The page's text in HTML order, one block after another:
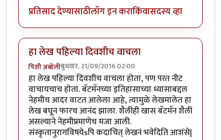
प्रतिसाद देण्यासाठीलॉग इन कराकिंवासदस्य व्हा
हा लेख पहिल्या दिवशीच वाचला
पिशी अबोलीबुधवार, 21/09/2016 02:00
हा लेख पहिल्या दिवशीच वाचला होता, पण परत नीट
वाचायचाच होता. बॅटमॅनच्या इतिहासाच्या ध्यासाबद्दल
नेहमीच आदर वाटत आलेला आहे, त्यामुळे लेखमालेत हा
लेख बघून फारच आनंद झाला. शैलीही खास बॅटमॅन शैली
असल्याने नेहमीप्रमाणेच मजा आली.
संस्कृतानुरागविषयेsपि कदाचित् लेखनं भवेदिति आशंसे|